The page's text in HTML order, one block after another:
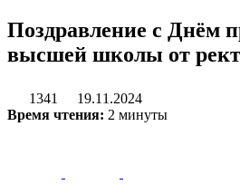
Поздравление с Днём
высшей школы от
1341
19.11.2024
Время чтения: 2 минуты